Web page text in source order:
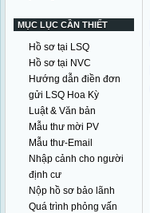
MỤC LỤC CẦN THIẾT
Hồ sơ tại LSQ
Hồ sơ tại NVC
Hướng dẫn điền đơn
gửi LSQ Hoa Kỳ
Luật & Văn bản
Mẫu thư mời PV
Mẫu thư-Email
Nhập cảnh cho người
định cư
Nộp hồ sơ bảo lãnh
Quá trình phỏng vấn